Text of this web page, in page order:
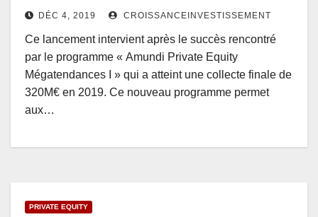
DÉC 4, 2019 CROISSANCEINVESTISSEMENT
Ce lancement intervient après le succès rencontré
par le programme « Amundi Private Equity
Mégatendances I » qui a atteint une collecte finale de
320M€ en 2019. Ce nouveau programme permet
aux…
PRIVATE EQUITY